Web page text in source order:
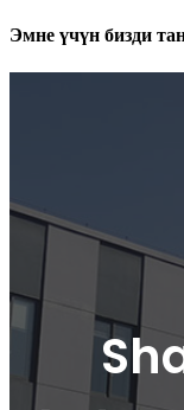
Эмне үчүн бизди